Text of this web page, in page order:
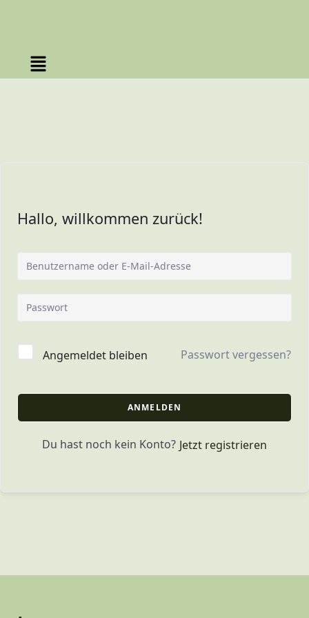
Hallo, willkommen zurück!
Angemeldet bleiben Passwort vergessen?
ANMELDEN
Du hast noch kein Konto? Jetzt registrieren